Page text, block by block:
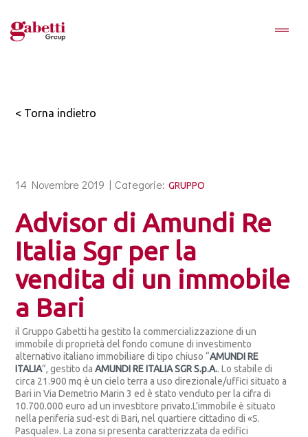
< Torna indietro
14 Novembre 2019 | Categorie: GRUPPO
Advisor di Amundi Re
Italia Sgr per la
vendita di un immobile
a Bari
il Gruppo Gabetti ha gestito la commercializzazione di un
immobile di proprietà del fondo comune di investimento
alternativo italiano immobiliare di tipo chiuso “AMUNDI RE
ITALIA”, gestito daAMUNDI RE ITALIA SGR S.p.A.. Lo stabile di
circa 21.900 mq è un cielo terra a uso direzionale/uffici situato a
Bari in Via Demetrio Marin 3 ed è stato venduto per la cifra di
10.700.000 euro ad un investitore privato.L’immobile è situato
nella periferia sud-est di Bari, nel quartiere cittadino di «S.
Pasquale». La zona si presenta caratterizzata da edifici